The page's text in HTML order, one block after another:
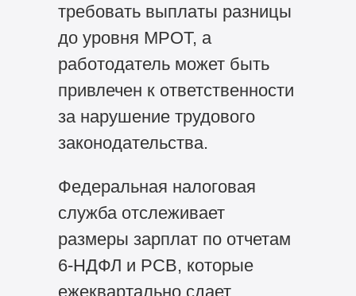
требовать выплаты разницы
до уровня МРОТ, а
работодатель может быть
привлечен к ответственности
за нарушение трудового
законодательства.
Федеральная налоговая
служба отслеживает
размеры зарплат по отчетам
6-НДФЛ и РСВ, которые
ежеквартально сдает